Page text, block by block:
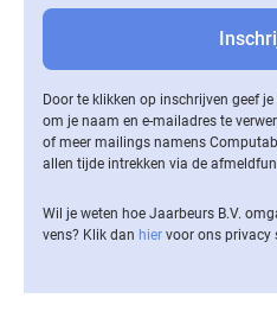
Door te klikken op inschrijven geef
om je naam en e-mailadres te
of meer mailings namens
allen tijde intrekken via de
Wil je weten hoe Jaarbeurs B.V.
vens? Klik dan hier voor ons privacy